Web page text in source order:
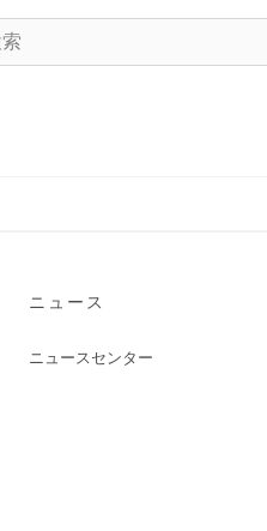
ニュース
ニュースセンター